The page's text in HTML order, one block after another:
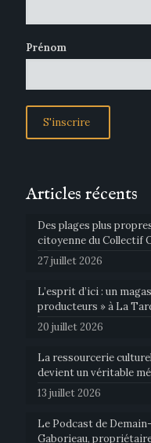
Prénom
Articles récents
Des plages plus
citoyenne du Collectif
27 juillet 2026
L’esprit d’ici : un
producteurs » à La
20 juillet 2026
La ressourcerie
devient un véritable
13 juillet 2026
Le Podcast de
Gaborieau,